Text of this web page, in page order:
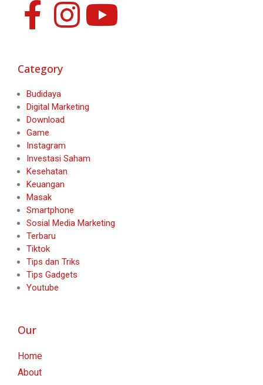
Category
Budidaya
Digital Marketing
Download
Game
Instagram
Investasi Saham
Kesehatan
Keuangan
Masak
Smartphone
Sosial Media Marketing
Terbaru
Tiktok
Tips dan Triks
Tips Gadgets
Youtube
Our
Home
About